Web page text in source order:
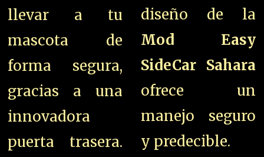
llevar a tu
mascota de
forma segura,
gracias a una
innovadora
puerta trasera.
diseño de la
Mod Easy
SideCar Sahara
ofrece un
manejo seguro
y predecible.